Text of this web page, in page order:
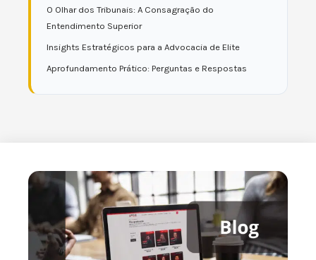
O Olhar dos Tribunais: A Consagração do
Entendimento Superior
Insights Estratégicos para a Advocacia de Elite
Aprofundamento Prático: Perguntas e Respostas